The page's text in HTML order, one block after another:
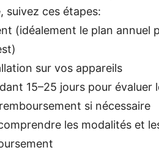
suivez ces étapes:
(idéalement le plan annuel
sur vos appareils
15–25 jours pour évaluer
si nécessaire
les modalités et